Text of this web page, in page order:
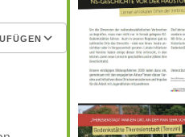
Outlook Live